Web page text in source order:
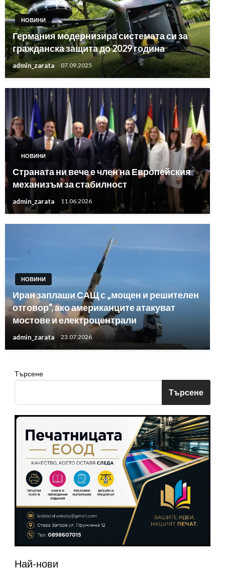
НОВИНИ
Германия модернизира системата си за
гражданска защита до 2029 година
admin_zarata 07.09.2025
НОВИНИ
Страната ни вече е член на Европейския
механизъм за стабилност
admin_zarata 11.06.2026
НОВИНИ
Иран заплаши САЩ с „мощен и решителен
отговор“, ако американците атакуват
мостове и електроцентрали
admin_zarata 23.07.2026
Търсене
Търсене
Най-нови